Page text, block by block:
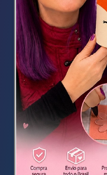
Feltro
Cola
Cola
Tesoura
Velcro